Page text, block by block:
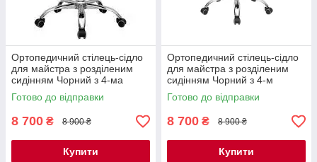
Ортопедичний стілець-сідло
для майстра з розділеним
сидінням Чорний з 4-ма
регулюючими механізмами
мод. 4008-1 { H 48-60см }
Готово до відправки
8 700 ₴ 8 900 ₴
Купити
Ортопедичний стілець-сідло
для майстра з розділеним
сидінням Чорний з 4-м
регуляторними механізмами
мод. 4008-1 { H 48-60см }
Готово до відправки
8 700 ₴ 8 900 ₴
Купити